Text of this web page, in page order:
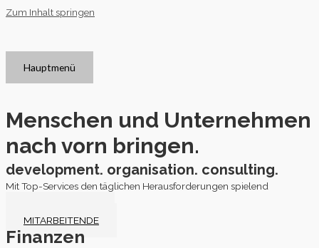
Zum Inhalt springen
Hauptmenü
Menschen und Unternehmen
nach vorn bringen.
development. organisation. consulting.
Mit Top-Services den täglichen Herausforderungen spielend
MITARBEITENDE
Finanzen